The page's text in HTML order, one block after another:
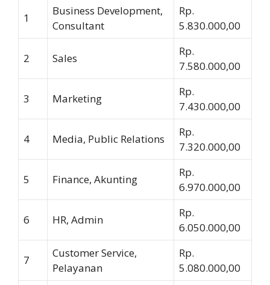
1
Business Development,
Consultant
Rp.
5.830.000,00
2 Sales
Rp.
7.580.000,00
3 Marketing
Rp.
7.430.000,00
4 Media, Public Relations
Rp.
7.320.000,00
5 Finance, Akunting
Rp.
6.970.000,00
6 HR, Admin
Rp.
6.050.000,00
7
Customer Service,
Pelayanan
Rp.
5.080.000,00